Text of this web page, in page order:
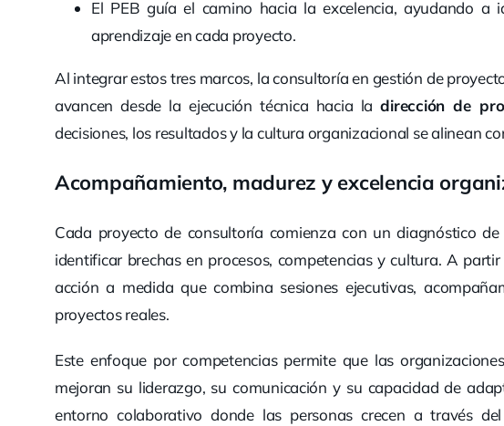
El PEB guía el camino hacia la excelencia, ayudando a
aprendizaje en cada proyecto.
Al integrar estos tres marcos, la consultoría en gestión de
avancen desde la ejecución técnica hacia ladirección de
decisiones, los resultados y la cultura organizacional se alinean
Acompañamiento, madurez y excelencia
Cada proyecto de consultoría comienza con un diagnóstico
identificar brechas en procesos, competencias y cultura. A
acción a medida que combina sesiones ejecutivas,
proyectos reales.
Este enfoque por competencias permite que las
mejoran su liderazgo, su comunicación y su capacidad de
entorno colaborativo donde las personas crecen a través